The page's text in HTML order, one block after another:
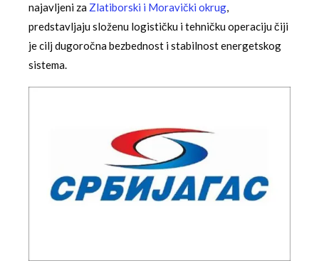
najavljeni za Zlatiborski i Moravički okrug,
predstavljaju složenu logističku i tehničku operaciju čiji
je cilj dugoročna bezbednost i stabilnost energetskog
sistema.